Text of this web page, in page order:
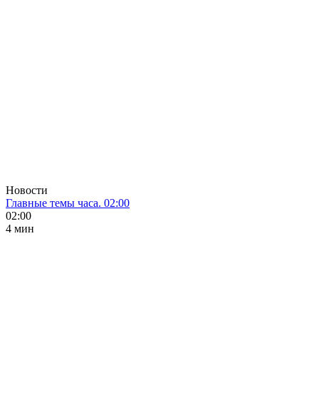
Новости
Главные темы часа. 02:00
02:00
4 мин